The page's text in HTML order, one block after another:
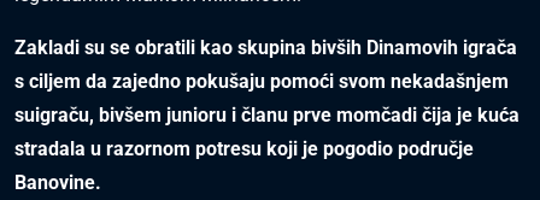
Zakladi su se obratili kao skupina bivših Dinamovih igrača
s ciljem da zajedno pokušaju pomoći svom nekadašnjem
suigraču, bivšem junioru i članu prve momčadi čija je kuća
stradala u razornom potresu koji je pogodio područje
Banovine.